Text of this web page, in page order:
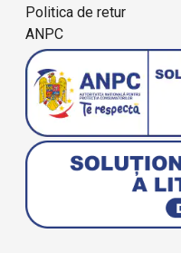
Politica de retur
ANPC